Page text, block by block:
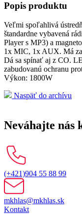
Popis produktu
Veľmi spoľahlivá
štandardne vybavená
Player s MP3) a
1x MIC, 1x AUX. Má
Dá sa spínať aj z CO.
zabudovanú ochranu
Výkon: 1800W
Naspäť do archívu
Neváhajte nás
(+421)904 55 88 99
mkhlas@mkhlas.sk
Kontakt